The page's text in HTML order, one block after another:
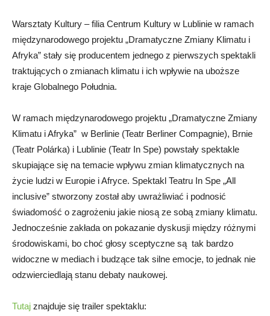
Warsztaty Kultury – filia Centrum Kultury w Lublinie w ramach
międzynarodowego projektu „Dramatyczne Zmiany Klimatu i
Afryka” stały się producentem jednego z pierwszych spektakli
traktujących o zmianach klimatu i ich wpływie na uboższe
kraje Globalnego Południa.
W ramach międzynarodowego projektu „Dramatyczne Zmiany
Klimatu i Afryka” w Berlinie (Teatr Berliner Compagnie), Brnie
(Teatr Polárka) i Lublinie (Teatr In Spe) powstały spektakle
skupiające się na temacie wpływu zmian klimatycznych na
życie ludzi w Europie i Afryce. Spektakl Teatru In Spe „All
inclusive” stworzony został aby uwrażliwiać i podnosić
świadomość o zagrożeniu jakie niosą ze sobą zmiany klimatu.
Jednocześnie zakłada on pokazanie dyskusji między różnymi
środowiskami, bo choć głosy sceptyczne są tak bardzo
widoczne w mediach i budzące tak silne emocje, to jednak nie
odzwierciedlają stanu debaty naukowej.
Tutaj znajduje się trailer spektaklu: